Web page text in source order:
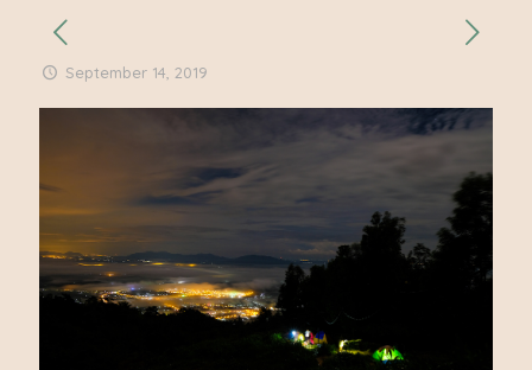
September 14, 2019